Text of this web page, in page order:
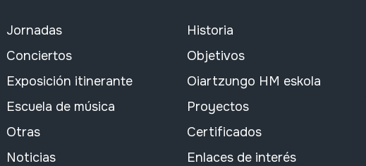
Jornadas
Conciertos
Exposición itinerante
Escuela de música
Otras
Noticias
Historia
Objetivos
Oiartzungo HM eskola
Proyectos
Certificados
Enlaces de interés